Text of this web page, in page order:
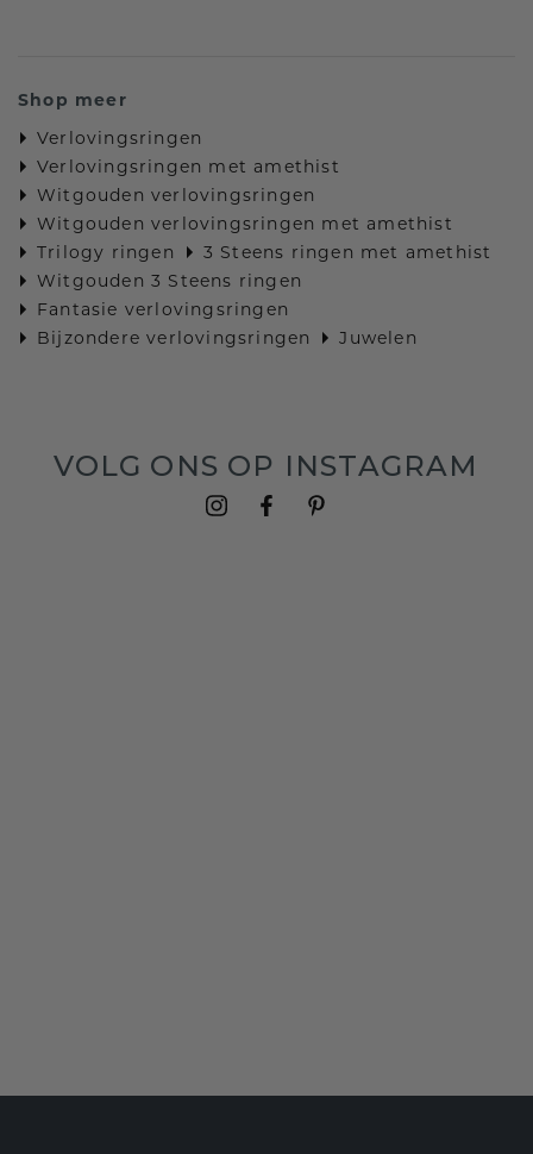
Shop meer
Verlovingsringen
Verlovingsringen met amethist
Witgouden verlovingsringen
Witgouden verlovingsringen met amethist
Trilogy ringen
3 Steens ringen met amethist
Witgouden 3 Steens ringen
Fantasie verlovingsringen
Bijzondere verlovingsringen
Juwelen
VOLG ONS OP INSTAGRAM